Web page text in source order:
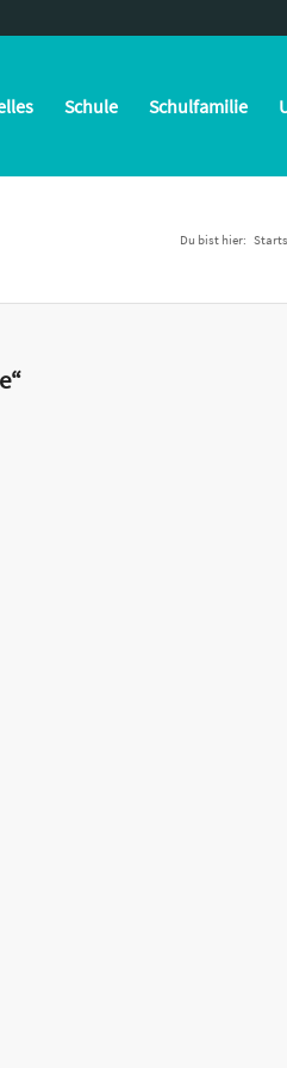
Schule Schulfamilie
Du bist hier: